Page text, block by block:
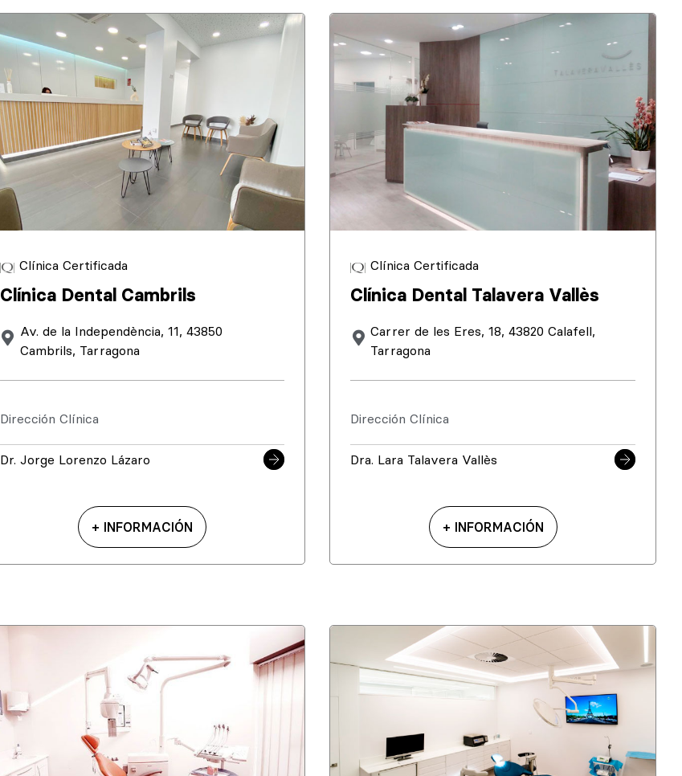
Clínica Certificada
Clínica Dental Cambrils
Av. de la Independència, 11, 43850
Cambrils, Tarragona
Dirección Clínica
Dr. Jorge Lorenzo Lázaro
+ INFORMACIÓN
Clínica Certificada
Clínica Dental Talavera Vallès
Carrer de les Eres, 18, 43820 Calafell,
Tarragona
Dirección Clínica
Dra. Lara Talavera Vallès
+ INFORMACIÓN